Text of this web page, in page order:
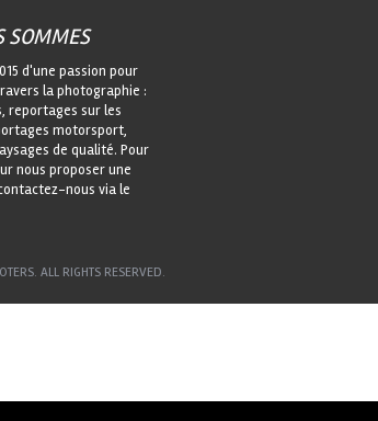
SOMMES
d'une passion pour
la photographie :
reportages sur les
motorsport,
de qualité. Pour
nous proposer une
nous via le
ALL RIGHTS RESERVED.